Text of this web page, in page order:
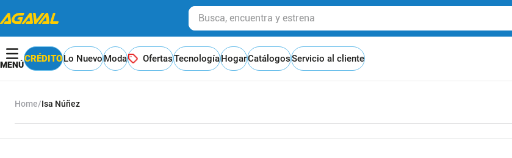
Busca, encuentra y estrena
CRÉDITOLo NuevoModa OfertasTecnologíaHogarCatálogosServicio al cliente
Isa Núñez